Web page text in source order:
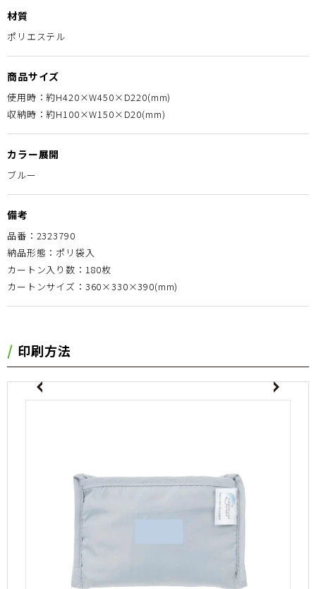
材質
ポリエステル
商品サイズ
使用時：約H420×W450×D220(mm)
収納時：約H100×W150×D20(mm)
カラー展開
ブルー
備考
品番：2323790
納品形態：ポリ袋入
カートン入り数：180枚
カートンサイズ：360×330×390(mm)
印刷方法
Next